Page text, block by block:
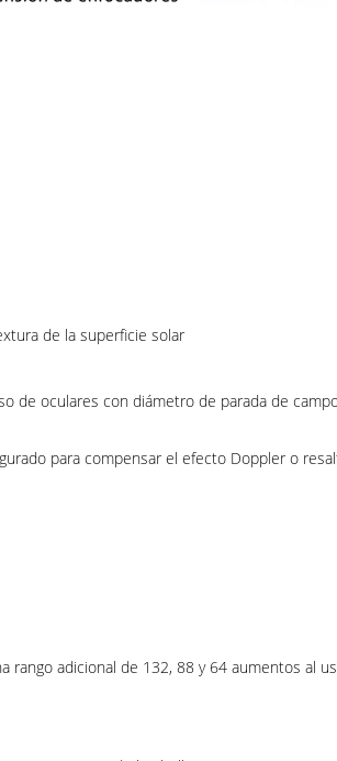
de la superficie solar
de oculares con diámetro de parada de
para compensar el efecto Doppler o
rango adicional de 132, 88 y 64 aumentos al